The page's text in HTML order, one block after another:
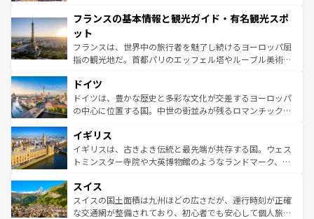
ませてくれるイタリアで、忘れられない旅をしてみよう！
なお、新着のイタリア情報は
しい。
文化が根付くこの国では、情熱的なフラメンコ、熱気あふ
れる闘牛、そして美味しいタパスが生活の一部となってい
る。首都マドリードの洗練された雰囲気や、バルセロナの
アートに溢れた街角から、地方では古代ローマ遺跡や中世
せる。地方によって風土や気候が異なるスペインはその個
性で訪れる人を魅了する。 なお、新着のスペイン情報は コ
ンテンツ一覧を参照してほしい。
フランスの基本情報と観光ガイド・有名観光スポ
ット
フランスは、世界中の旅行者を魅了し続けるヨーロッパ屈
指の観光地だ。首都パリのエッフェル塔やルーブル美術館
で、幅広い魅力が詰まっている。華麗な宮殿、歴史的な大
聖堂、美しいビーチ、そして豊かな自然が、訪れる者を心
から魅了する。また、フランスは美食の国としても知ら
いる。シャンパンの発祥地であるランス、プロヴァンスの
香り高いラベンダー畑など、多彩な楽しみ方が可能だ。さ
らに、パリ以外の地域にも魅力が溢れており、どの街角に
れる地方に足を運ぶとそれぞれで全く異なる文化を体験で
きるだろう。 なお、新着のフランス情報はコンテンツ一覧
を参照してほしい。
ドイツ
ドイツは、豊かな歴史と多彩な文化が交差するヨーロッパ
の中心に位置する国。中世の街並みが残るロマンチック街
顔を持つこの国は、どこを歩いても飽きることがない。ベ
ルリンの文化的活気、バイエルン州のアルプスの絶景、そ
してライン川沿いのワイン畑といった風景は必見。ビール
は、お酒好きな人にはぜひ体験してほしい。 なお、新着の
ドイツ情報はコンテンツ一覧を参照してほしい。
イギリス
イギリスは、古きよき伝統と最先端が共存する国。ウェス
トミンスター寺院や大英博物館のようなランドマーク、歴
リアごとに異なる魅力がある。また、優雅なアフタヌーン
ティー、ビール好きにはたまらない英国パブ、サッカー観
戦など、本場だからこそできる体験も豊富。イギリスを旅
スイス
スイスの国土面積は九州ほどの広さだが、運行時刻が正確
な交通網が整備されており、初心者でも安心して個人旅行